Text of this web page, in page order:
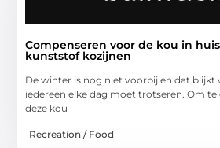
Compenseren voor de kou in
kunststof kozijnen
De winter is nog niet voorbij en dat blijkt
iedereen elke dag moet trotseren. Om
deze kou
Recreation / Food